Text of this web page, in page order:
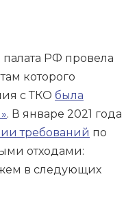
РФ провела
которого
с ТКО была
. В январе 2021 года
требований по
отходами:
в следующих